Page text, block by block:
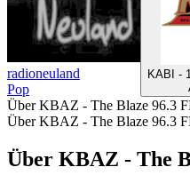
radioneuland
Pop
KABI -
Über KBAZ - The Blaze 96.3
Über KBAZ - The Blaze 96.3
Über KBAZ - The